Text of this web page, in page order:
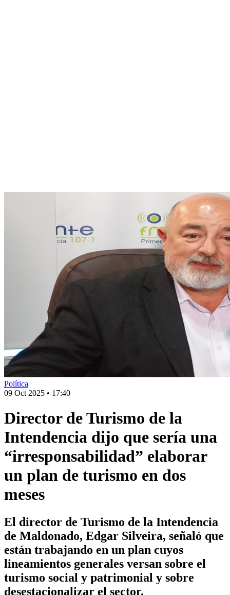
Política
09 Oct 2025 • 17:40
Director de Turismo de la
Intendencia dijo que sería una
“irresponsabilidad” elaborar
un plan de turismo en dos
meses
El director de Turismo de la Intendencia
de Maldonado, Edgar Silveira, señaló que
están trabajando en un plan cuyos
lineamientos generales versan sobre el
turismo social y patrimonial y sobre
desestacionalizar el sector.